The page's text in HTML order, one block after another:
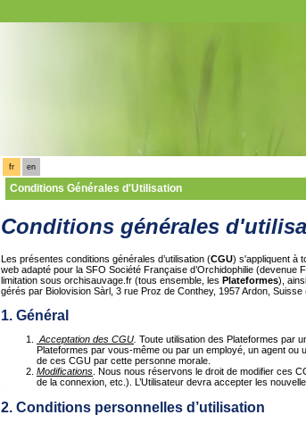
fr en
Conditions Générales d'Utilisation
Conditions générales
Les présentes conditions générales d’utilisation (CGU) s'appliquent à
web adapté pour la SFO Société Française d’Orchidophilie
limitation sous orchisauvage.fr (tous ensemble, les Plateformes),
gérés par Biolovision Sàrl, 3 rue Proz de Conthey, 1957 Ardon, Suisse
1. Général
Acceptation des CGU. Toute utilisation des Plateformes par
Plateformes par vous-même ou par un employé, un agent
de ces CGU par cette personne morale.
Modifications. Nous nous réservons le droit de modifier ces
de la connexion, etc.). L’Utilisateur devra accepter les
2. Conditions personnelles d’utilisation